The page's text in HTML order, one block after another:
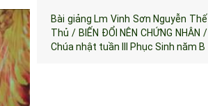
Bài giảng Lm Vinh Sơn Nguyễn Thế
Thủ / BIẾN ĐỔI NÊN CHỨNG NHÂN /
Chúa nhật tuần III Phục Sinh năm B